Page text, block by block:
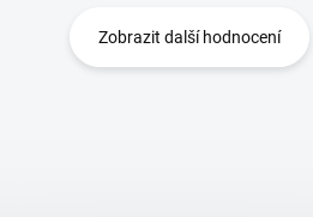
Zobrazit další hodnocení